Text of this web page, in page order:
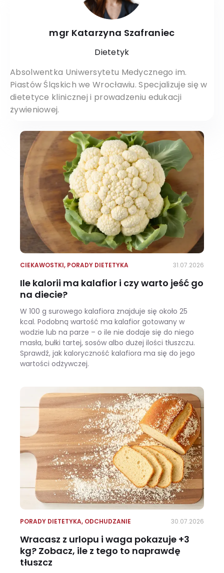
mgr Katarzyna Szafraniec
Dietetyk
Absolwentka Uniwersytetu Medycznego im.
Piastów Śląskich we Wrocławiu. Specjalizuje się w
dietetyce klinicznej i prowadzeniu edukacji
żywieniowej.
CIEKAWOSTKI, PORADY DIETETYKA 31.07.2026
Ile kalorii ma kalafior i czy warto jeść go
na diecie?
W 100 g surowego kalafiora znajduje się około 25
kcal. Podobną wartość ma kalafior gotowany w
wodzie lub na parze – o ile nie dodaje się do niego
masła, bułki tartej, sosów albo dużej ilości tłuszczu.
Sprawdź, jak kaloryczność kalafiora ma się do jego
wartości odżywczej.
PORADY DIETETYKA, ODCHUDZANIE 30.07.2026
Wracasz z urlopu i waga pokazuje +3
kg? Zobacz, ile z tego to naprawdę
tłuszcz